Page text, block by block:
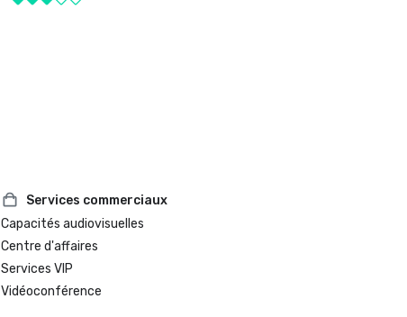
Services commerciaux
Capacités audiovisuelles
Centre d'affaires
Services VIP
Vidéoconférence